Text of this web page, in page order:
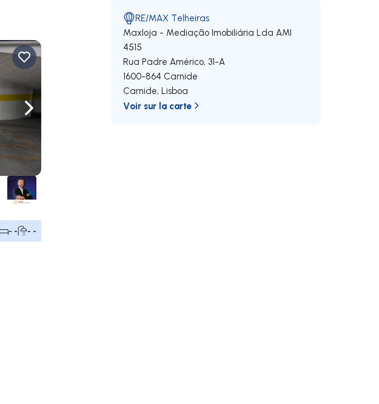
Naviguer vers la droite
- - - -
RE/MAX Telheiras
Maxloja - Mediação Imobiliária Lda AMI
4515
Rua Padre Américo, 31-A
1600-864 Carnide
Carnide,Lisboa
Voir sur la carte